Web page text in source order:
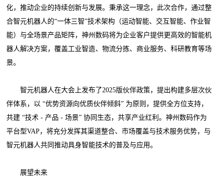
化，推动企业的持续创新与发展。秉承这一理念，此次合作，通过整
合智元机器人的“一体三智”技术架构（运动智能、交互智能、作业智
能）与全场景产品矩阵，神州数码将为企业客户提供更高效的智能机
器人解决方案，覆盖工业智造、物流分拣、商业服务、科研教育等场
景。
智元机器人在大会上发布了2025版伙伴政策，提出构建多层次伙
伴体系，以 “优势资源向优质伙伴倾斜” 为原则，提供全方位支持，
共建 “技术 - 产品 - 场景” 协同生态，共享产业红利。神州数码作为
平台型VAP，将充分发挥其渠道整合、市场覆盖与技术服务优势，与
智元机器人共同推动具身智能技术的普及与应用。
展望未来